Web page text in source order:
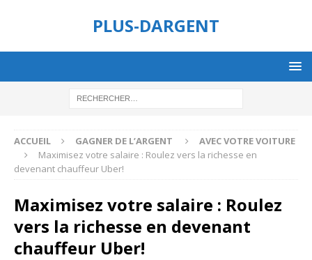
PLUS-DARGENT
ACCUEIL GAGNER DE L’ARGENT
AVEC VOTRE VOITURE
Maximisez votre salaire : Roulez vers la richesse en
devenant chauffeur Uber!
Maximisez votre salaire : Roulez
vers la richesse en devenant
chauffeur Uber!